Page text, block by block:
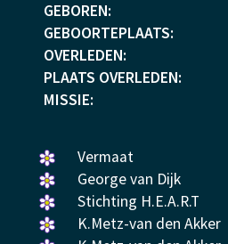
inhoud
GEBOREN:
GEBOORTEPLAATS:
OVERLEDEN:
PLAATS OVERLEDEN:
MISSIE:
Een
bloemetje
gelegd.
Vermaat
Een
bloemetje
gelegd.
George van Dijk
Een
bloemetje
Stichting H.E.A.R.T
Een
K.Metz-van den Akker